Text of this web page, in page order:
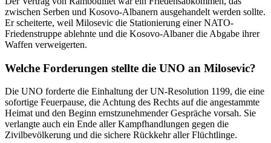
zwischen Serben und Kosovo-Albanern ausgehandelt werden sollte.
Er scheiterte, weil Milosevic die Stationierung einer NATO-
Friedenstruppe ablehnte und die Kosovo-Albaner die Abgabe ihrer
Waffen verweigerten.
Welche Forderungen stellte die UNO an Milosevic?
Die UNO forderte die Einhaltung der UN-Resolution 1199, die eine
sofortige Feuerpause, die Achtung des Rechts auf die angestammte
Heimat und den Beginn ernstzunehmender Gespräche vorsah. Sie
verlangte auch ein Ende aller Kampfhandlungen gegen die
Zivilbevölkerung und die sichere Rückkehr aller Flüchtlinge.